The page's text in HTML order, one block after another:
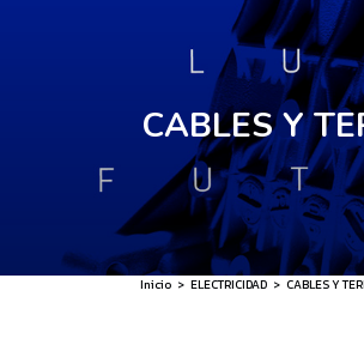
CABLES Y
Inicio > ELECTRICIDAD > CABLES Y